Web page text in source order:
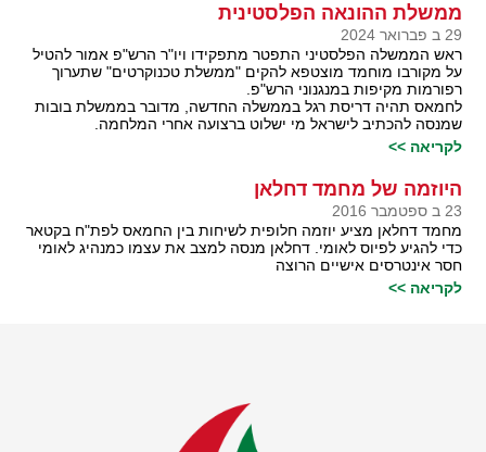
ממשלת ההונאה הפלסטינית
29 ב פברואר 2024
ראש הממשלה הפלסטיני התפטר מתפקידו ויו"ר הרש"פ אמור להטיל
על מקורבו מוחמד מוצטפא להקים "ממשלת טכנוקרטים" שתערוך
רפורמות מקיפות במנגנוני הרש"פ.
לחמאס תהיה דריסת רגל בממשלה החדשה, מדובר בממשלת בובות
שמנסה להכתיב לישראל מי ישלוט ברצועה אחרי המלחמה.
לקריאה >>
היוזמה של מחמד דחלאן
23 ב ספטמבר 2016
מחמד דחלאן מציע יוזמה חלופית לשיחות בין החמאס לפת"ח בקטאר
כדי להגיע לפיוס לאומי. דחלאן מנסה למצב את עצמו כמנהיג לאומי
חסר אינטרסים אישיים הרוצה
לקריאה >>